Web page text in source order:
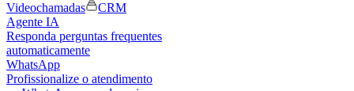
Videochamadas
CRM
Agente IA
Responda perguntas frequentes
automaticamente
WhatsApp
Profissionalize o atendimento